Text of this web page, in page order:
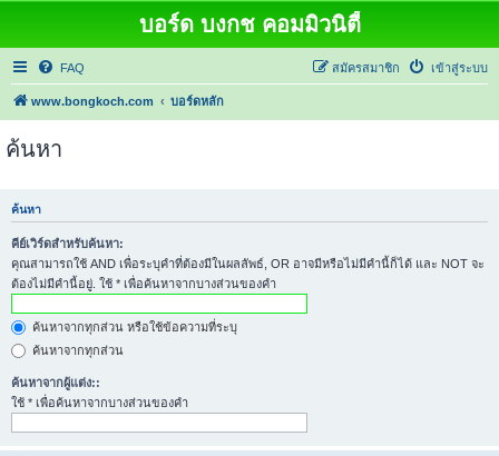
บอร์ด บงกช คอมมิวนิตี้
FAQ เข้าสู่ระบบ
สมัครสมาชิก
www.bongkoch.com บอร์ดหลัก
ค้นหา
ค้นหา
คีย์เวิร์ดสำหรับค้นหา:
คุณสามารถใช้ AND เพื่อระบุคำที่ต้องมีในผลลัพธ์, OR อาจมีหรือไม่มีคำนี้ก็ได้ และ NOT จะ
ต้องไม่มีคำนี้อยู่. ใช้ * เพื่อค้นหาจากบางส่วนของคำ
ค้นหาจากทุกส่วน หรือใช้ข้อความที่ระบุ
ค้นหาจากทุกส่วน
ค้นหาจากผู้แต่ง::
ใช้ * เพื่อค้นหาจากบางส่วนของคำ